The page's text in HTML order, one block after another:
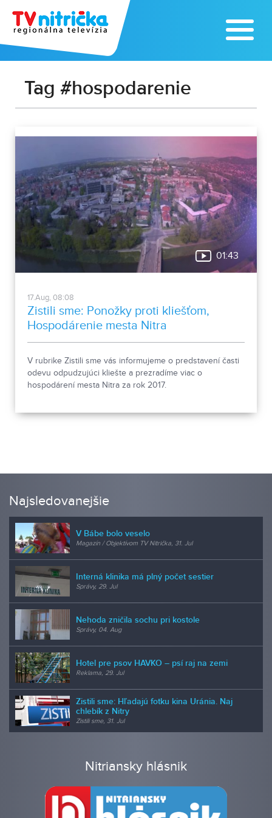
Tag #hospodarenie
01:43
17.Aug, 08:08
Zistili sme: Ponožky proti kliešťom,
Hospodárenie mesta Nitra
V rubrike Zistili sme vás informujeme o predstavení časti
odevu odpudzujúci kliešte a prezradíme viac o
hospodárení mesta Nitra za rok 2017.
Najsledovanejšie
V Bábe bolo veselo
Magazín / Objektívom TV Nitrička, 31. Jul
Interná klinika má plný počet sestier
Správy, 29. Jul
Nehoda zničila sochu pri kostole
Správy, 04. Aug
Hotel pre psov HAVKO – psí raj na zemi
Reklama, 29. Jul
Zistili sme: Hľadajú fotku kina Uránia. Naj
chlebík z Nitry
Zistili sme, 31. Jul
Nitriansky hlásnik